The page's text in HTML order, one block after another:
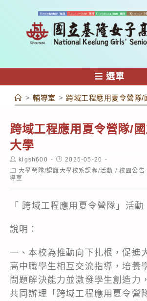
容
選單
> 輔導室 > 跨域工程應用夏令營隊/
跨域工程應用夏令營隊/
大學
Post
author:
klgsh600
Post
published:
2025-05-20
Post
category:
大學營隊/認識大學校系課程/活動 / 校園公告
導室
「 跨域工程應用夏令營隊」活動
說明：
一、本校為推動向下扎根，促進
高中職學生相互交流指導，培養
問題解決能力並激發學生創造力
共同辦理「跨域工程應用夏令營